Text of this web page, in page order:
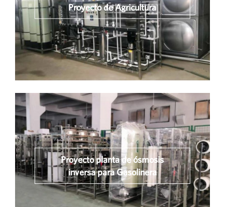
Proyecto de Agricultura
Proyecto planta de ósmosis
inversa para Gasolinera